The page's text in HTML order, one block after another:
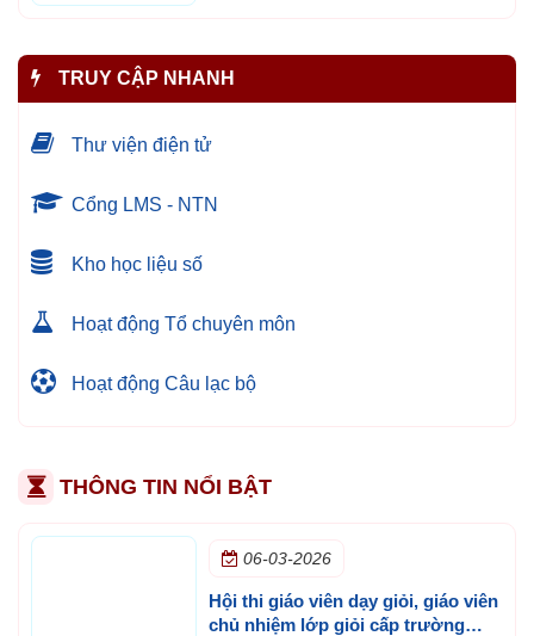
TRUY CẬP NHANH
Thư viện điện tử
Cổng LMS - NTN
Kho học liệu số
Hoạt động Tổ chuyên môn
Hoạt động Câu lạc bộ
THÔNG TIN NỔI BẬT
06-03-2026
Hội thi giáo viên dạy giỏi, giáo viên
chủ nhiệm lớp giỏi cấp trường